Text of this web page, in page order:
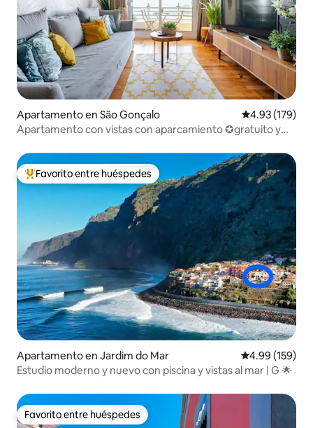
Apartamento en São Gonçalo Calificación
4.93 (179)
Apartamento con vistas con aparcamiento ✪gratuito y
Favorito entre huéspedes preferido
Favorito entre huéspedes
Apartamento en Jardim do Mar Calificación
4.99 (159)
Estudio moderno y nuevo con piscina y vistas al mar | G 🌟
Favorito entre huéspedes
Favorito entre huéspedes